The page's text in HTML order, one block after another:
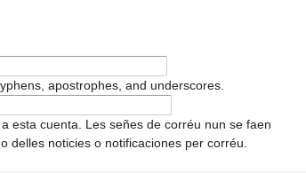
apostrophes, and underscores.
esta cuenta. Les señes de corréu nun se faen
delles noticies o notificaciones per corréu.